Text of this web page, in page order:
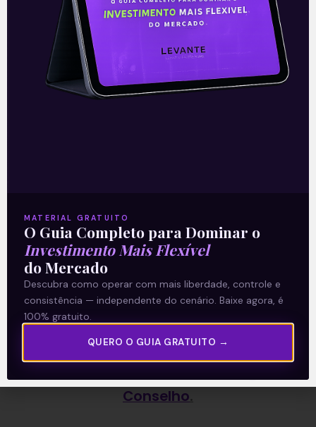
podendo desencadear alguma medida
populista e penalização do balanço da
Petrobras.
—
Conselho.
MATERIAL GRATUITO
O Guia Completo para Dominar o
Investimento Mais Flexível
do Mercado
Descubra como operar com mais liberdade, controle e
consistência — independente do cenário. Baixe agora, é
100% gratuito.
QUERO O GUIA GRATUITO →